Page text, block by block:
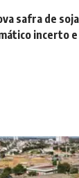
safra de
incerto